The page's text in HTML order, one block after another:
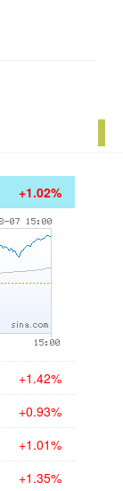
+1.02%
+1.42%
+0.93%
+1.01%
+1.35%